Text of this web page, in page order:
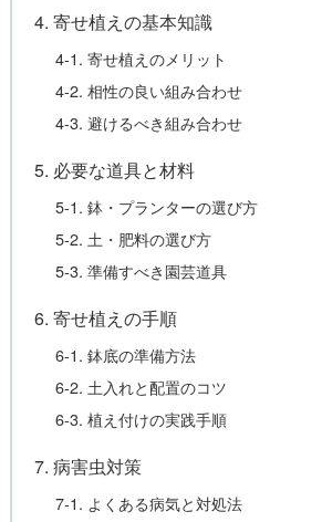
4. 寄せ植えの基本知識
4-1. 寄せ植えのメリット
4-2. 相性の良い組み合わせ
4-3. 避けるべき組み合わせ
5. 必要な道具と材料
5-1. 鉢・プランターの選び方
5-2. 土・肥料の選び方
5-3. 準備すべき園芸道具
6. 寄せ植えの手順
6-1. 鉢底の準備方法
6-2. 土入れと配置のコツ
6-3. 植え付けの実践手順
7. 病害虫対策
7-1. よくある病気と対処法